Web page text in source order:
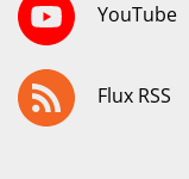
YouTube
Flux RSS